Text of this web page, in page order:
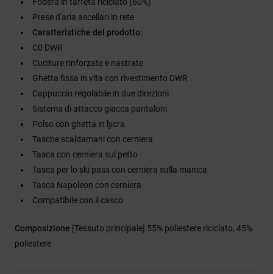
Prese d'aria ascellari in rete
Caratteristiche del prodotto:
C0 DWR
Cuciture rinforzate e nastrate
Ghetta fissa in vita con rivestimento DWR
Cappuccio regolabile in due direzioni
Sistema di attacco giacca pantaloni
Polso con ghetta in lycra
Tasche scaldamani con cerniera
Tasca con cerniera sul petto
Tasca per lo ski pass con cerniera sulla manica
Tasca Napoleon con cerniera
Compatibile con il casco
Composizione [Tessuto principale] 55% poliestere riciclato, 45%
poliestere